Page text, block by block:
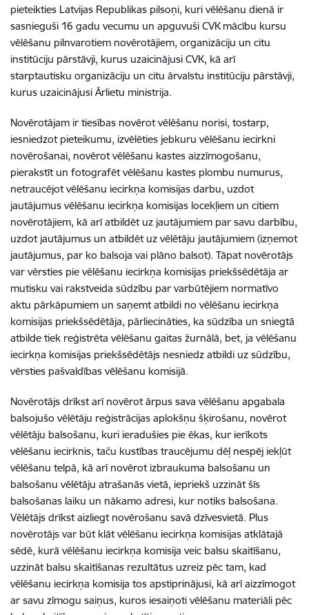
pieteikties Latvijas Republikas pilsoņi, kuri vēlēšanu dienā ir
sasnieguši 16 gadu vecumu un apguvuši CVK mācību kursu
vēlēšanu pilnvarotiem novērotājiem, organizāciju un citu
institūciju pārstāvji, kurus uzaicinājusi CVK, kā arī
starptautisku organizāciju un citu ārvalstu institūciju pārstāvji,
kurus uzaicinājusi Ārlietu ministrija.
Novērotājam ir tiesības novērot vēlēšanu norisi, tostarp,
iesniedzot pieteikumu, izvēlēties jebkuru vēlēšanu iecirkni
novērošanai, novērot vēlēšanu kastes aizzīmogošanu,
pierakstīt un fotografēt vēlēšanu kastes plombu numurus,
netraucējot vēlēšanu iecirkņa komisijas darbu, uzdot
jautājumus vēlēšanu iecirkņa komisijas locekļiem un citiem
novērotājiem, kā arī atbildēt uz jautājumiem par savu darbību,
uzdot jautājumus un atbildēt uz vēlētāju jautājumiem (izņemot
jautājumus, par ko balsoja vai plāno balsot). Tāpat novērotājs
var vērsties pie vēlēšanu iecirkņa komisijas priekšsēdētāja ar
mutisku vai rakstveida sūdzību par varbūtējiem normatīvo
aktu pārkāpumiem un saņemt atbildi no vēlēšanu iecirkņa
komisijas priekšsēdētāja, pārliecināties, ka sūdzība un sniegtā
atbilde tiek reģistrēta vēlēšanu gaitas žurnālā, bet, ja vēlēšanu
iecirkņa komisijas priekšsēdētājs nesniedz atbildi uz sūdzību,
vērsties pašvaldības vēlēšanu komisijā.
Novērotājs drīkst arī novērot ārpus sava vēlēšanu apgabala
balsojušo vēlētāju reģistrācijas aplokšņu šķirošanu, novērot
vēlētāju balsošanu, kuri ieradušies pie ēkas, kur ierīkots
vēlēšanu iecirknis, taču kustības traucējumu dēļ nespēj iekļūt
vēlēšanu telpā, kā arī novērot izbraukuma balsošanu un
balsošanu vēlētāju atrašanās vietā, iepriekš uzzināt šīs
balsošanas laiku un nākamo adresi, kur notiks balsošana.
Vēlētājs drīkst aizliegt novērošanu savā dzīvesvietā. Plus
novērotājs var būt klāt vēlēšanu iecirkņa komisijas atklātajā
sēdē, kurā vēlēšanu iecirkņa komisija veic balsu skaitīšanu,
uzzināt balsu skaitīšanas rezultātus uzreiz pēc tam, kad
vēlēšanu iecirkņa komisija tos apstiprinājusi, kā arī aizzīmogot
ar savu zīmogu saiņus, kuros iesaiņoti vēlēšanu materiāli pēc